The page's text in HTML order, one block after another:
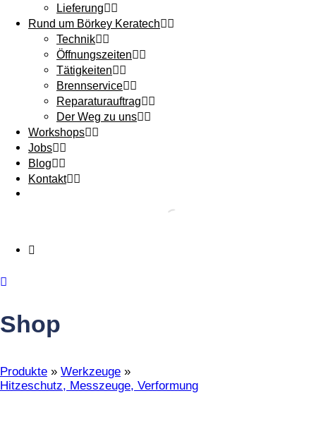
Lieferung
Rund um Börkey Keratech
Technik
Öffnungszeiten
Tätigkeiten
Brennservice
Reparaturauftrag
Der Weg zu uns
Workshops
Jobs
Blog
Kontakt
Shop
Produkte » Werkzeuge »
Hitzeschutz, Messzeuge, Verformung